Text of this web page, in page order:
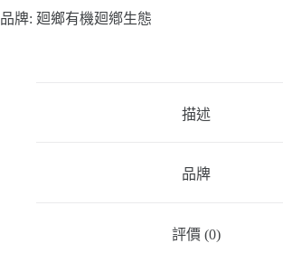
品牌: 廻鄉有機廻鄕生態
描述
品牌
評價 (0)